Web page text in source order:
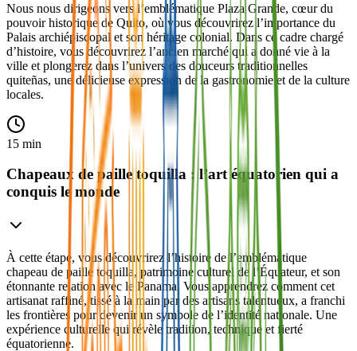
Nous nous dirigeons vers l’emblématique Plaza Grande, cœur du
pouvoir historique de Quito, où vous découvrirez l’importance du
Palais archiépiscopal et son héritage colonial. Dans ce cadre chargé
d’histoire, vous découvrirez l’ancien marché qui a donné vie à la
ville et plongerez dans l’univers des douceurs traditionnelles
quiteñas, une délicieuse expression de la gastronomie et de la culture
locales.
15 min
Chapeaux de paille toquilla : l’art équatorien qui a
conquis le monde
À cette étape, vous découvrirez l’histoire de l’emblématique
chapeau de paille toquilla, patrimoine culturel de l’Équateur, et son
étonnante relation avec le Panama. Vous apprendrez comment cet
artisanat raffiné, tissé à la main par des artisans talentueux, a franchi
les frontières pour devenir un symbole de l’identité nationale. Une
expérience culturelle qui révèle tradition, technique et fierté
équatorienne.